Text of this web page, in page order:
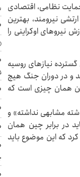
نظامی، اقتصادی
نیرومند، بهترین
نیروهای اوکراینی را
نیازهای روسیه
می‌کند و در دوران جنگ هیچ
همان چیزی است که
مشابهی نداشته» و
در برابر چین همان
که این موضوع باید